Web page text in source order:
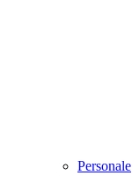
Personale